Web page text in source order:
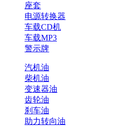
座套
电源转换器
车载CD机
车载MP3
警示牌
汽机油
柴机油
变速器油
齿轮油
刹车油
助力转向油